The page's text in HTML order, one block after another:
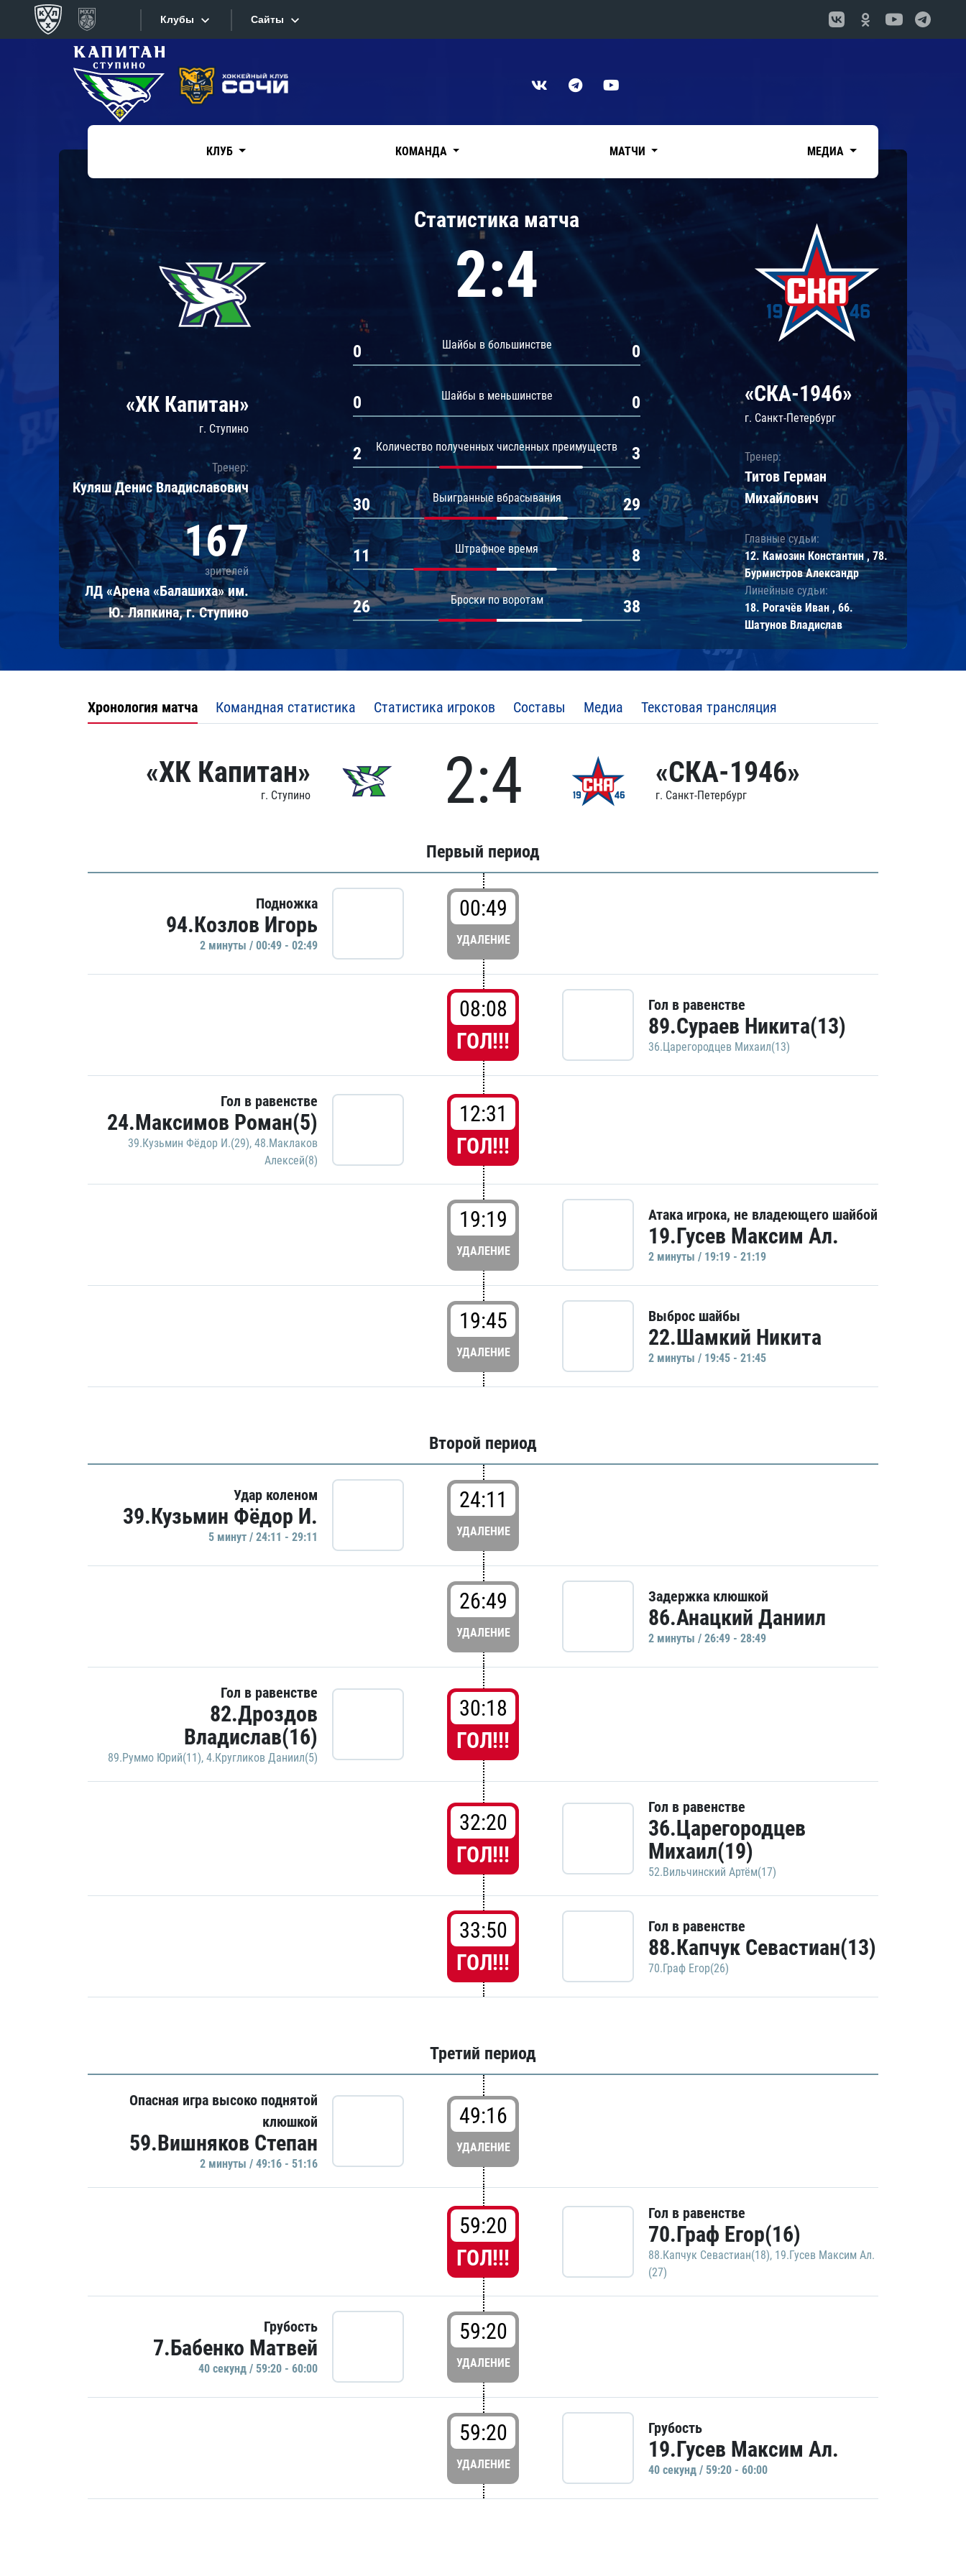
Клубы
Конференция «Запад»
Дивизион Боброва
Дивизион Тарасова
Динамо Мн
Динамо М
Локомотив
Шанхайские Драконы
Ак Барс
Дивизион Чернышева
Амур
Барыс
Сайты
Сайты
Текстовые трансляции
Фотобанк
КЛУБ КОМАНДА МАТЧИ МЕДИА
«ХК Капитан»
г. Ступино
Тренер:
Куляш Денис Владиславович
167
зрителей
ЛД «Арена «Балашиха» им.
Ю. Ляпкина, г. Ступино
Статистика матча
2:4
Шайбы в большинстве
0 0
Шайбы в меньшинстве
0 0
Количество полученных численных преимуществ
2 3
Выигранные вбрасывания
30 29
Штрафное время
11 8
Броски по воротам
26 38
«СКА-1946»
г. Санкт-Петербург
Тренер:
Титов Герман
Михайлович
Главные судьи:
12. Камозин Константин , 78.
Бурмистров Александр
Линейные судьи:
18. Рогачёв Иван , 66.
Шатунов Владислав
Хронология матча Командная статистика Статистика игроков Составы Медиа Текстовая трансляция
«ХК Капитан»
г. Ступино 2:4 «СКА-1946»
г. Санкт-Петербург
Первый период
Подножка
94.Козлов Игорь
2 минуты / 00:49 - 02:49
00:49
УДАЛЕНИЕ
08:08
ГОЛ!!!
Гол в равенстве
89.Сураев Никита(13)
36.Царегородцев Михаил(13)
Гол в равенстве
24.Максимов Роман(5)
39.Кузьмин Фёдор И.(29), 48.Маклаков
Алексей(8)
12:31
ГОЛ!!!
19:19
УДАЛЕНИЕ
Атака игрока, не владеющего шайбой
19.Гусев Максим Ал.
2 минуты / 19:19 - 21:19
19:45
УДАЛЕНИЕ
Выброс шайбы
22.Шамкий Никита
2 минуты / 19:45 - 21:45
Второй период
Удар коленом
39.Кузьмин Фёдор И.
5 минут / 24:11 - 29:11
24:11
УДАЛЕНИЕ
26:49
УДАЛЕНИЕ
Задержка клюшкой
86.Анацкий Даниил
2 минуты / 26:49 - 28:49
Гол в равенстве
82.Дроздов
Владислав(16)
89.Руммо Юрий(11), 4.Кругликов Даниил(5)
30:18
ГОЛ!!!
32:20
ГОЛ!!!
Гол в равенстве
36.Царегородцев
Михаил(19)
52.Вильчинский Артём(17)
33:50
ГОЛ!!!
Гол в равенстве
88.Капчук Севастиан(13)
70.Граф Егор(26)
Третий период
Опасная игра высоко поднятой
клюшкой
59.Вишняков Степан
2 минуты / 49:16 - 51:16
49:16
УДАЛЕНИЕ
59:20
ГОЛ!!!
Гол в равенстве
70.Граф Егор(16)
88.Капчук Севастиан(18), 19.Гусев Максим Ал.
(27)
Грубость
7.Бабенко Матвей
40 секунд / 59:20 - 60:00
59:20
УДАЛЕНИЕ
59:20
УДАЛЕНИЕ
Грубость
19.Гусев Максим Ал.
40 секунд / 59:20 - 60:00